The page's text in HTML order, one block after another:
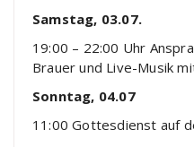
Samstag, 03.07.
19:00 – 22:00 Uhr
Brauerund Live-Musik
Sonntag, 04.07
11:00Gottesdienst auf